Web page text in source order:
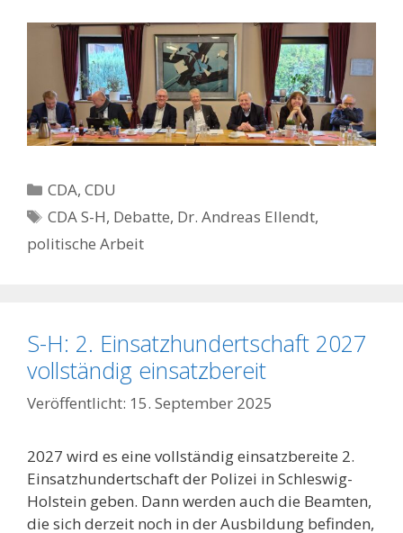
Kategorien
CDA,CDU
Schlagwörter
CDA S-H, Debatte, Dr. Andreas Ellendt,
politische Arbeit
S-H: 2. Einsatzhundertschaft 2027
vollständig einsatzbereit
15. September 2025
2027 wird es eine vollständig einsatzbereite 2.
Einsatzhundertschaft der Polizei in Schleswig-
Holstein geben. Dann werden auch die Beamten,
die sich derzeit noch in der Ausbildung befinden,